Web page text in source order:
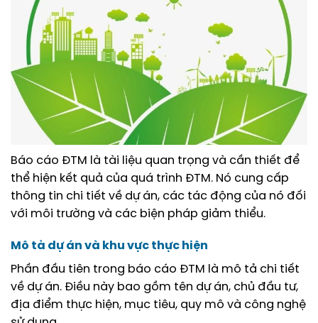
Báo cáo ĐTM là tài liệu quan trọng và cần thiết để
thể hiện kết quả của quá trình ĐTM. Nó cung cấp
thông tin chi tiết về dự án, các tác động của nó đối
với môi trường và các biện pháp giảm thiểu.
Mô tả dự án và khu vực thực hiện
Phần đầu tiên trong báo cáo ĐTM là mô tả chi tiết
về dự án. Điều này bao gồm tên dự án, chủ đầu tư,
địa điểm thực hiện, mục tiêu, quy mô và công nghệ